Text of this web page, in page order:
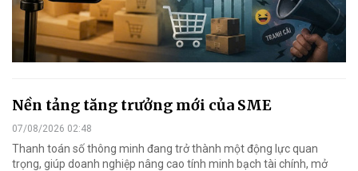
Nền tảng tăng trưởng mới của SME
07/08/2026 02:48
Thanh toán số thông minh đang trở thành một động lực quan
trọng, giúp doanh nghiệp nâng cao tính minh bạch tài chính, mở